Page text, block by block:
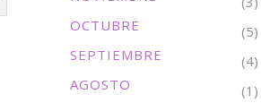
OCTUBRE
(5)
SEPTIEMBRE
(4)
AGOSTO
(1)